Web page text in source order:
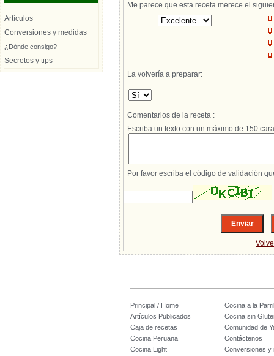
Artículos
Conversiones y medidas
¿Dónde consigo?
Secretos y tips
Me parece que esta receta merece el
La volvería a preparar:
Comentarios de la receta :
Escriba un texto con un máximo de 150
Por favor escriba el código de validación
Principal / Home
Cocina a la
Artículos Publicados
Cocina sin
Caja de recetas
Comunidad de
Cocina Peruana
Contáctenos
Cocina Light
Conversiones y